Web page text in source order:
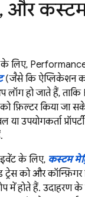
, और कस्टम
लिए,
(जैसे कि ऐप्लिकेशन का
हो जाते हैं, ताकि
फ़िल्टर किया जा
उपयोगकर्ता
के लिए, कस्टम
को और
में होते हैं. उदाहरण